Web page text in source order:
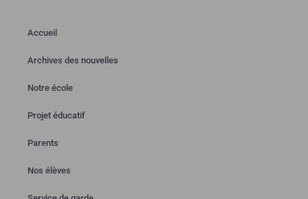
Accueil
Archives des nouvelles
Notre école
Projet éducatif
Parents
Nos élèves